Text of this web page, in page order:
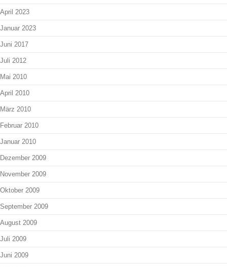
April 2023
Januar 2023
Juni 2017
Juli 2012
Mai 2010
April 2010
März 2010
Februar 2010
Januar 2010
Dezember 2009
November 2009
Oktober 2009
September 2009
August 2009
Juli 2009
Juni 2009